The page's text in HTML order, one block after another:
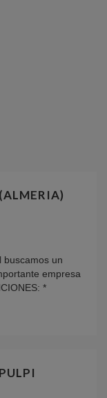
buscamos un
empresa
*